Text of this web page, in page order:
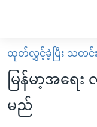
လွယ်ကူ
စေ
သည့်
Link
မူလစာမျက်နှာ
မြန်မာ
ကမ္ဘာ့သတင်းများ
ထုတ်လွှင့်ခဲ့ပြီး သတင်းမ
မြန်မာ့အရေး
မည်